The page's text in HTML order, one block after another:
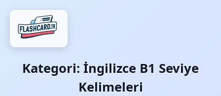
Kategori: İngilizce B1 Seviye
Kelimeleri